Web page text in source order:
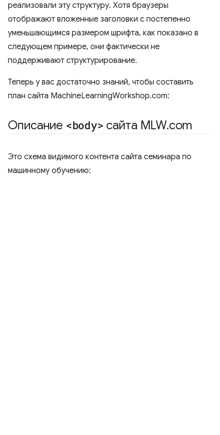
реализовали эту структуру. Хотя браузеры
отображают вложенные заголовки с постепенно
уменьшающимся размером шрифта, как показано в
следующем примере, они фактически не
поддерживают структурирование.
Теперь у вас достаточно знаний, чтобы составить
план сайта MachineLearningWorkshop.com:
Описание <body> сайта MLW.com
Это схема видимого контента сайта семинара по
машинному обучению: